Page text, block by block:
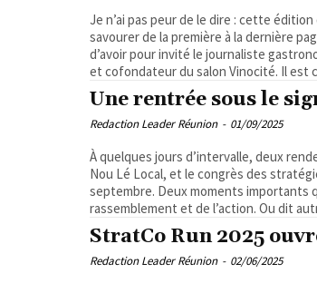
Je n’ai pas peur de le dire : cette
savourer de la première à la dernière
d’avoir pour invité le journaliste
et cofondateur du salon Vinocité. Il est
Une rentrée sous le
Redaction Leader Réunion - 01/09/2025
À quelques jours d’intervalle, deux
Nou Lé Local, et le congrès des
septembre. Deux moments importants
rassemblement et de l’action. Ou dit
StratCo Run 2025
Redaction Leader Réunion - 02/06/2025